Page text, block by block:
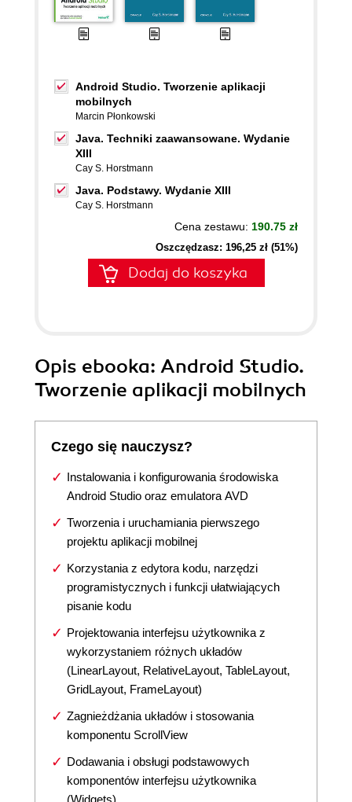
Android Studio. Tworzenie aplikacji
mobilnych
Marcin Płonkowski
Java. Techniki zaawansowane. Wydanie
XIII
Cay S. Horstmann
Java. Podstawy. Wydanie XIII
Cay S. Horstmann
Cena zestawu: 190.75 zł
Oszczędzasz: 196,25 zł (51%)
Dodaj do koszyka
Opis ebooka: Android Studio.
Tworzenie aplikacji mobilnych
Czego się nauczysz?
Instalowania i konfigurowania środowiska
Android Studio oraz emulatora AVD
Tworzenia i uruchamiania pierwszego
projektu aplikacji mobilnej
Korzystania z edytora kodu, narzędzi
programistycznych i funkcji ułatwiających
pisanie kodu
Projektowania interfejsu użytkownika z
wykorzystaniem różnych układów
(LinearLayout, RelativeLayout, TableLayout,
GridLayout, FrameLayout)
Zagnieżdżania układów i stosowania
komponentu ScrollView
Dodawania i obsługi podstawowych
komponentów interfejsu użytkownika